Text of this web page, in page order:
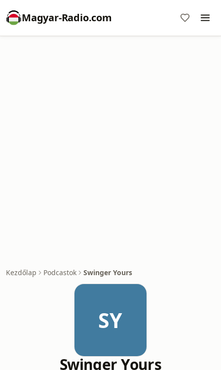
Magyar-Radio.com
Kezdőlap Podcastok Swinger Yours
SY
Swinger Yours